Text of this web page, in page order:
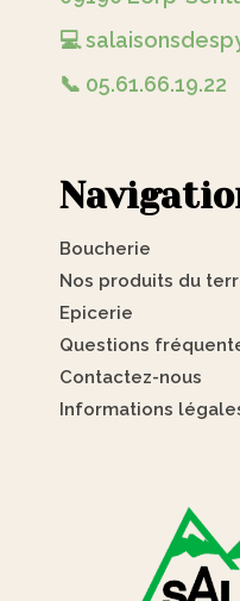
💻
📞 05.61.66.19.22
Boucherie
Nos produits du
Epicerie
Questions
Contactez-nous
Informations